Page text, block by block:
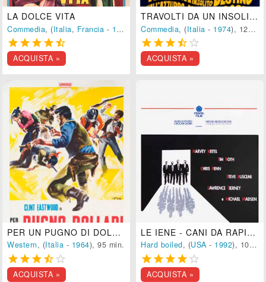
LA DOLCE VITA
Commedia, (Italia, Francia - 1960 ), 173 min.
    
ACQUISTA »
TRAVOLTI DA UN INSOLITO DESTINO NELL'AZZURRO MARE D'AGOSTO
Commedia, (Italia - 1974), 125 min.
    
ACQUISTA »
PER UN PUGNO DI DOLLARI
Western, (Italia - 1964), 95 min.
    
ACQUISTA »
LE IENE - CANI DA RAPINA
Hard boiled, (USA - 1992), 105 min.
    
ACQUISTA »